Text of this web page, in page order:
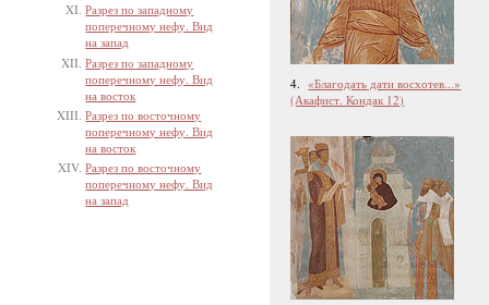
Разрез по западному
поперечному нефу. Вид
на запад
Разрез по западному
поперечному нефу. Вид
на восток
Разрез по восточному
поперечному нефу. Вид
на восток
Разрез по восточному
поперечному нефу. Вид
на запад
4. «Благодать дати восхотев...»
(Акафист. Кондак 12)